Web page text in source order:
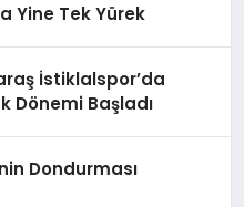
Yine Tek Yürek
İstiklalspor’da
Dönemi Başladı
Dondurması